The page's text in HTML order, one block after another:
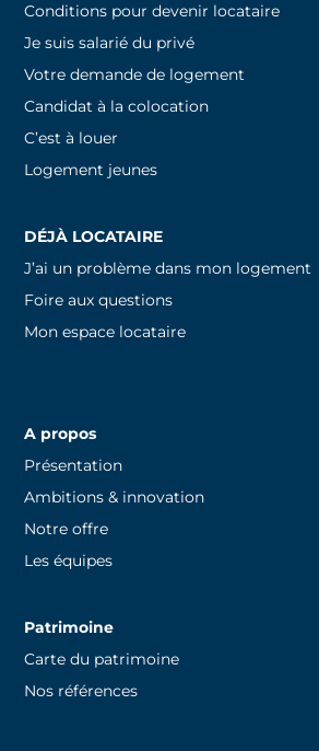
Conditions pour devenir locataire
Je suis salarié du privé
Votre demande de logement
Candidat à la colocation
C’est à louer
Logement jeunes
DÉJÀ LOCATAIRE
J’ai un problème dans mon logement
Foire aux questions
Mon espace locataire
A propos
Présentation
Ambitions & innovation
Notre offre
Les équipes
Patrimoine
Carte du patrimoine
Nos références